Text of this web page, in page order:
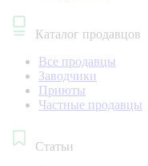
Каталог продавцов
Все продавцы
Заводчики
Приюты
Частные продавцы
Статьи